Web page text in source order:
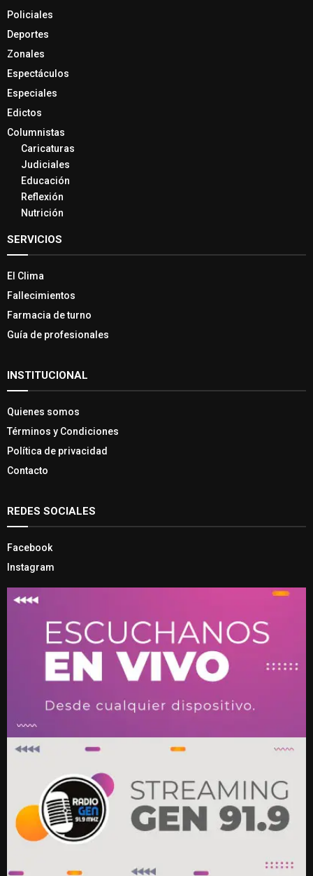
Policiales
Deportes
Zonales
Espectáculos
Especiales
Edictos
Columnistas
Caricaturas
Judiciales
Educación
Reflexión
Nutrición
SERVICIOS
El Clima
Fallecimientos
Farmacia de turno
Guía de profesionales
INSTITUCIONAL
Quienes somos
Términos y Condiciones
Política de privacidad
Contacto
REDES SOCIALES
Facebook
Instagram